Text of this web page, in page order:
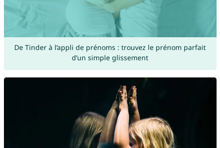
De Tinder à l’appli de prénoms : trouvez le prénom parfait
d’un simple glissement